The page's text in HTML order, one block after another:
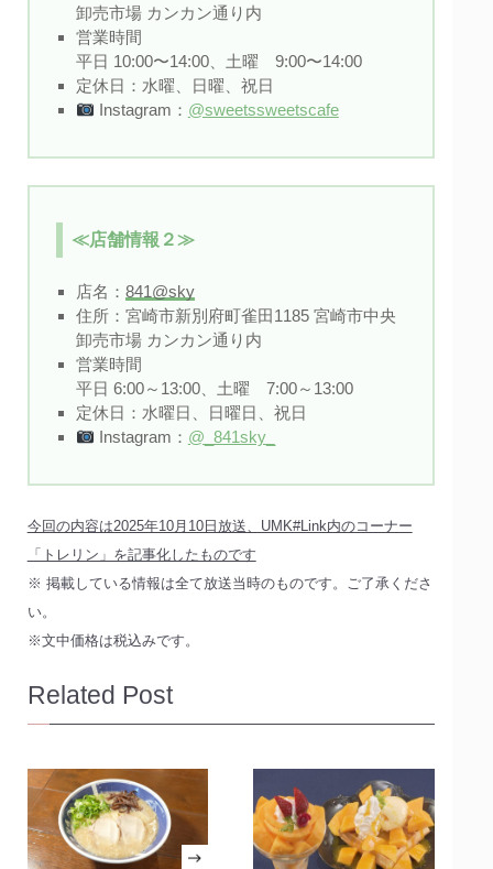
卸売市場 カンカン通り内
営業時間
平日 10:00〜14:00、土曜 9:00〜14:00
定休日：水曜、日曜、祝日
Instagram： @sweetssweetscafe
≪店舗情報２≫
店名： 841@sky
住所：宮崎市新別府町雀田1185 宮崎市中央
卸売市場 カンカン通り内
営業時間
平日 6:00～13:00、土曜 7:00～13:00
定休日：水曜日、日曜日、祝日
Instagram： @_841sky_
今回の内容は2025年10月10日放送、UMK#Link内のコーナー
「トレリン」を記事化したものです
※ 掲載している情報は全て放送当時のものです。ご了承くださ
い。
※文中価格は税込みです。
Related Post